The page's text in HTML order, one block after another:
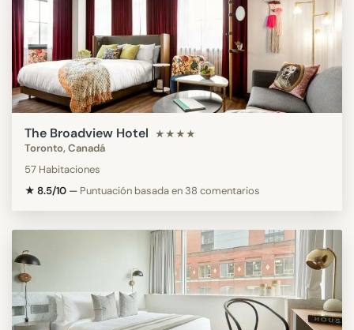
The Broadview Hotel ★★★★
Toronto, Canadá
57 Habitaciones
★ 8.5/10 — Puntuación basada en 38 comentarios